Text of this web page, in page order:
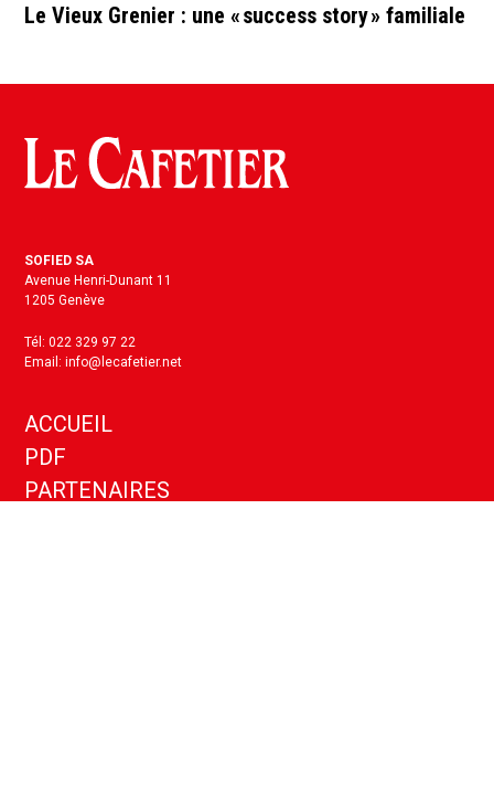
Le Vieux Grenier : une « success story » familiale
SOFIED SA
Avenue Henri-Dunant 11
1205 Genève
Tél: 022 329 97 22
Email: info@lecafetier.net
ACCUEIL
PDF
PARTENAIRES